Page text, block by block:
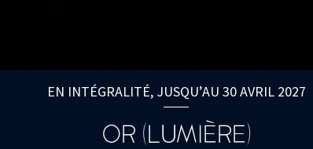
EN INTÉGRALITÉ, JUSQU’AU 30 AVRIL 2027
OR (LUMIÈRE)